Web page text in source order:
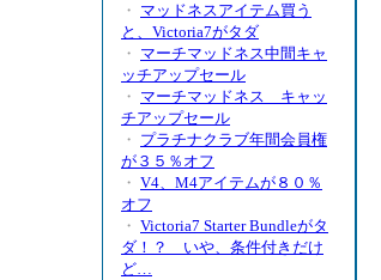
・ マッドネスアイテム買う
と、Victoria7がタダ
・ マーチマッドネス中間キャ
ッチアップセール
・ マーチマッドネス キャッ
チアップセール
・ プラチナクラブ年間会員権
が３５％オフ
・ V4、M4アイテムが８０％
オフ
・ Victoria7 Starter Bundleがタ
ダ！？ いや、条件付きだけ
ど…